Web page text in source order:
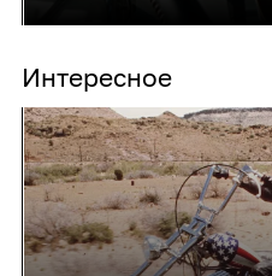
Интересное